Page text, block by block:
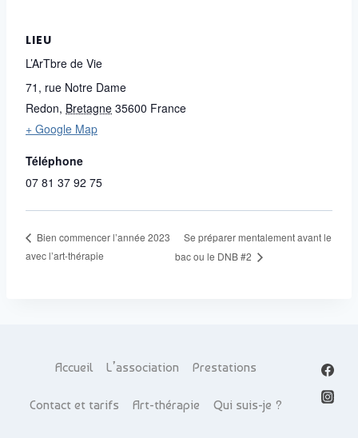
LIEU
L’ArTbre de Vie
71, rue Notre Dame
Redon, Bretagne 35600 France
+ Google Map
Téléphone
07 81 37 92 75
Bien commencer l’année 2023
avec l’art-thérapie
Se préparer mentalement avant le
bac ou le DNB #2
Accueil L’association Prestations
Contact et tarifs Art-thérapie Qui suis-je ?